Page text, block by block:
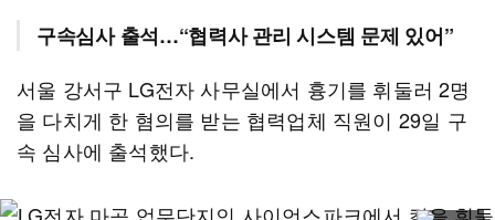
구속심사 출석…“협력사 관리 시스템 문제 있어”
서울 강서구 LG전자 사무실에서 흉기를 휘둘러 2명
을 다치게 한 혐의를 받는 협력업체 직원이 29일 구
속 심사에 출석했다.